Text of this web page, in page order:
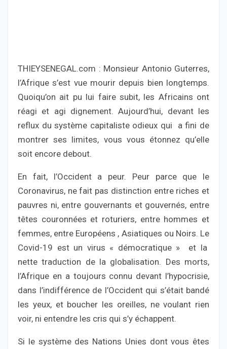
THIEYSENEGAL.com : Monsieur Antonio Guterres,
l’Afrique s’est vue mourir depuis bien longtemps.
Quoiqu’on ait pu lui faire subit, les Africains ont
réagi et agi dignement. Aujourd’hui, devant les
reflux du système capitaliste odieux qui a fini de
montrer ses limites, vous vous étonnez qu’elle
soit encore debout.
En fait, l’Occident a peur. Peur parce que le
Coronavirus, ne fait pas distinction entre riches et
pauvres ni, entre gouvernants et gouvernés, entre
têtes couronnées et roturiers, entre hommes et
femmes, entre Européens , Asiatiques ou Noirs. Le
Covid-19 est un virus « démocratique » et la
nette traduction de la globalisation. Des morts,
l’Afrique en a toujours connu devant l’hypocrisie,
dans l’indifférence de l’Occident qui s’était bandé
les yeux, et boucher les oreilles, ne voulant rien
voir, ni entendre les cris qui s’y échappent.
Si le système des Nations Unies dont vous êtes